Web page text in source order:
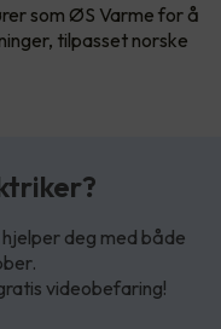
som ØS Varme for å
tilpasset norske
deg med både
videobefaring!